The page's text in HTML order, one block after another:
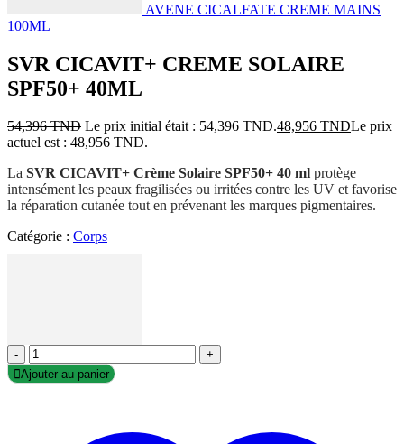
AVENE CICALFATE CREME MAINS
100ML
SVR CICAVIT+ CREME SOLAIRE
SPF50+ 40ML
54,396TND Le prix initial était : 54,396 TND.48,956 TNDLe prix
actuel est : 48,956 TND.
La SVR CICAVIT+ Crème Solaire SPF50+ 40 ml protège
intensément les peaux fragilisées ou irritées contre les UV et favorise
la réparation cutanée tout en prévenant les marques pigmentaires.
Catégorie : Corps
-
+
Ajouter au panier